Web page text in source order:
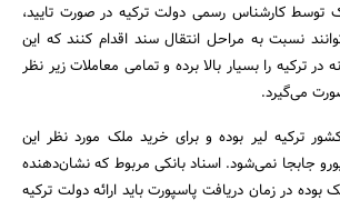
توسط کارشناس رسمی دولت ترکیه در صورت تایید،
نسبت به مراحل انتقال سند اقدام کنند که این
ترکیه را بسیار بالا برده و تمامی معاملات زیر نظر
می‌گیرد.
ترکیه لیر بوده و برای خرید ملک مورد نظر این
جابجا نمی‌شود. اسناد بانکی مربوط که نشان‌دهنده
در زمان دریافت پاسپورت باید ارائه دولت ترکیه